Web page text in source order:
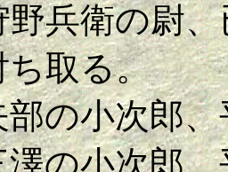
兵衛の尉
る。
小次郎、
小次郎、